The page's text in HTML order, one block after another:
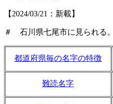
【2024/03/21：新載】
＃ 石川県七尾市に見られる
都道府県毎の名字の特徴
難読名字